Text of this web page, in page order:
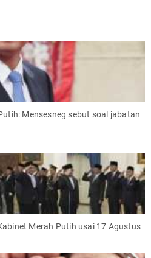
Mensesneg sebut soal jabatan
Merah Putih usai 17 Agustus